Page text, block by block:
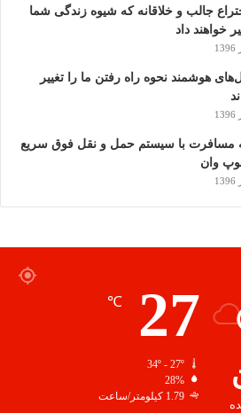
اختراع جالب و خلاقانه که شیوه زندگی شما
خواهند داد
هوشمند نحوه راه رفتن ما را تغییر
مسافرت با سیستم حمل و نقل فوق سریع
وان
27
℃
28%
1.79 کیلومتر/ساعت